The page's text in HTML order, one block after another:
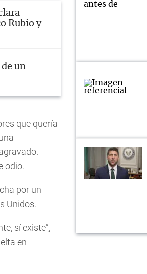
Rubio y
un
que quería
odio.
por un
Unidos.
sí existe”,
en